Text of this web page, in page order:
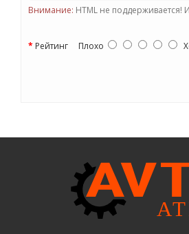
Внимание: HTML не поддерживается!
Рейтинг Плохо